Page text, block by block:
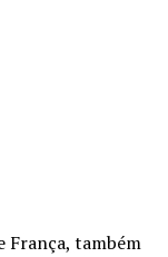
França, também